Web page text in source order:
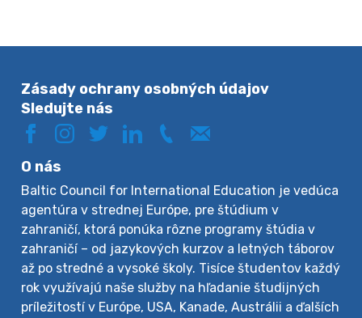
Zásady ochrany osobných údajov
Sledujte nás
O nás
Baltic Council for International Education je vedúca
agentúra v strednej Európe, pre štúdium v
zahraničí, ktorá ponúka rôzne programy štúdia v
zahraničí – od jazykových kurzov a letných táborov
až po stredné a vysoké školy. Tisíce študentov každý
rok využívajú naše služby na hľadanie študijných
príležitostí v Európe, USA, Kanade, Austrálii a ďalších